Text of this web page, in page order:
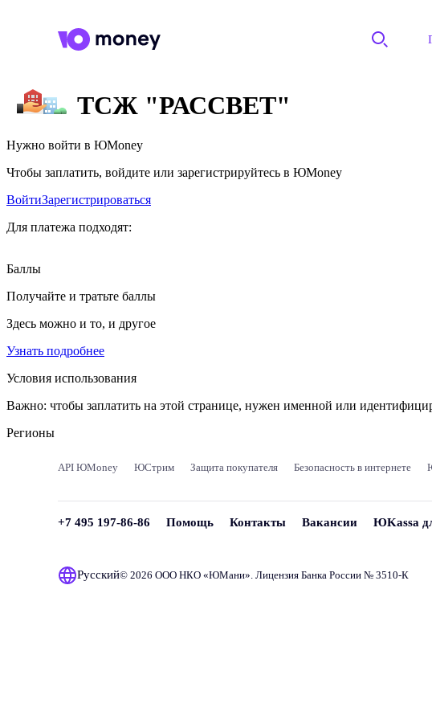
ТСЖ "РАССВЕТ"
Нужно войти в ЮMoney
Чтобы заплатить, войдите или зарегистрируйтесь в ЮMoney
ВойтиЗарегистрироваться
Для платежа подходят:
Баллы
Получайте и тратьте баллы
Здесь можно и то, и другое
Узнать подробнее
Условия использования
Важно: чтобы заплатить на этой странице, нужен именной или
Регионы
API ЮMoney ЮСтрим Защита покупателя Безопасность в интернете
+7 495 197-86-86 Помощь Контакты Вакансии ЮKassa
Русский© 2026 ООО НКО «ЮМани». Лицензия Банка России № 3510‑К